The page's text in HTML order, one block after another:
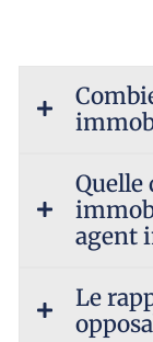
agent
Le